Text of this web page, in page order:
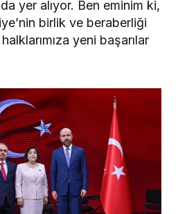
yer alıyor. Ben eminim ki,
birlik ve beraberliği
yeni başarılar